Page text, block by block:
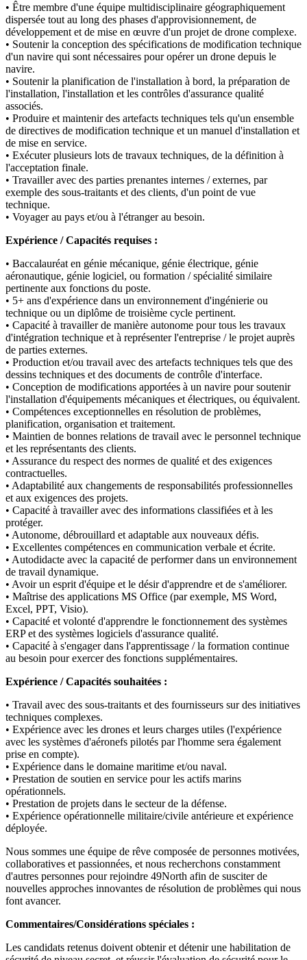
• Être membre d'une équipe multidisciplinaire géographiquement
dispersée tout au long des phases d'approvisionnement, de
développement et de mise en œuvre d'un projet de drone complexe.
• Soutenir la conception des spécifications de modification technique
d'un navire qui sont nécessaires pour opérer un drone depuis le
navire.
• Soutenir la planification de l'installation à bord, la préparation de
l'installation, l'installation et les contrôles d'assurance qualité
associés.
• Produire et maintenir des artefacts techniques tels qu'un ensemble
de directives de modification technique et un manuel d'installation et
de mise en service.
• Exécuter plusieurs lots de travaux techniques, de la définition à
l'acceptation finale.
• Travailler avec des parties prenantes internes / externes, par
exemple des sous-traitants et des clients, d'un point de vue
technique.
• Voyager au pays et/ou à l'étranger au besoin.
Expérience / Capacités requises :
• Baccalauréat en génie mécanique, génie électrique, génie
aéronautique, génie logiciel, ou formation / spécialité similaire
pertinente aux fonctions du poste.
• 5+ ans d'expérience dans un environnement d'ingénierie ou
technique ou un diplôme de troisième cycle pertinent.
• Capacité à travailler de manière autonome pour tous les travaux
d'intégration technique et à représenter l'entreprise / le projet auprès
de parties externes.
• Production et/ou travail avec des artefacts techniques tels que des
dessins techniques et des documents de contrôle d'interface.
• Conception de modifications apportées à un navire pour soutenir
l'installation d'équipements mécaniques et électriques, ou équivalent.
• Compétences exceptionnelles en résolution de problèmes,
planification, organisation et traitement.
• Maintien de bonnes relations de travail avec le personnel technique
et les représentants des clients.
• Assurance du respect des normes de qualité et des exigences
contractuelles.
• Adaptabilité aux changements de responsabilités professionnelles
et aux exigences des projets.
• Capacité à travailler avec des informations classifiées et à les
protéger.
• Autonome, débrouillard et adaptable aux nouveaux défis.
• Excellentes compétences en communication verbale et écrite.
• Autodidacte avec la capacité de performer dans un environnement
de travail dynamique.
• Avoir un esprit d'équipe et le désir d'apprendre et de s'améliorer.
• Maîtrise des applications MS Office (par exemple, MS Word,
Excel, PPT, Visio).
• Capacité et volonté d'apprendre le fonctionnement des systèmes
ERP et des systèmes logiciels d'assurance qualité.
• Capacité à s'engager dans l'apprentissage / la formation continue
au besoin pour exercer des fonctions supplémentaires.
Expérience / Capacités souhaitées :
• Travail avec des sous-traitants et des fournisseurs sur des initiatives
techniques complexes.
• Expérience avec les drones et leurs charges utiles (l'expérience
avec les systèmes d'aéronefs pilotés par l'homme sera également
prise en compte).
• Expérience dans le domaine maritime et/ou naval.
• Prestation de soutien en service pour les actifs marins
opérationnels.
• Prestation de projets dans le secteur de la défense.
• Expérience opérationnelle militaire/civile antérieure et expérience
déployée.
Nous sommes une équipe de rêve composée de personnes motivées,
collaboratives et passionnées, et nous recherchons constamment
d'autres personnes pour rejoindre 49North afin de susciter de
nouvelles approches innovantes de résolution de problèmes qui nous
font avancer.
Commentaires/Considérations spéciales :
Les candidats retenus doivent obtenir et détenir une habilitation de